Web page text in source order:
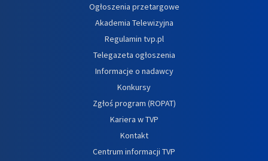
Ogłoszenia przetargowe
Akademia Telewizyjna
Regulamin tvp.pl
Telegazeta ogłoszenia
Informacje o nadawcy
Konkursy
Zgłoś program (ROPAT)
Kariera w TVP
Kontakt
Centrum informacji TVP